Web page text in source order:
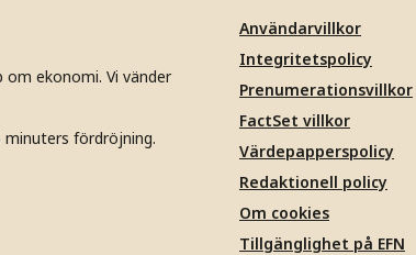
om ekonomi. Vi vänder
minuters fördröjning.
Användarvillkor
Integritetspolicy
Prenumerationsvillkor
FactSet villkor
Värdepapperspolicy
Redaktionell policy
Om cookies
Tillgänglighet på EFN